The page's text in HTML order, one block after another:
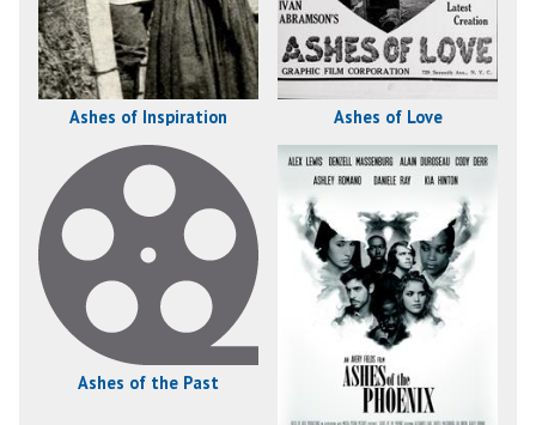
Ashes of Inspiration Ashes of Love
Ashes of the Past